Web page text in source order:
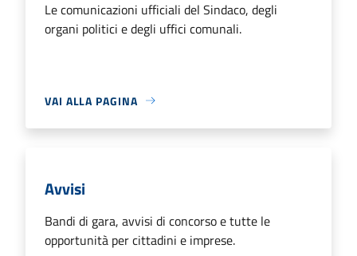
Le comunicazioni ufficiali del Sindaco, degli
organi politici e degli uffici comunali.
VAI ALLA PAGINA
Avvisi
Bandi di gara, avvisi di concorso e tutte le
opportunità per cittadini e imprese.